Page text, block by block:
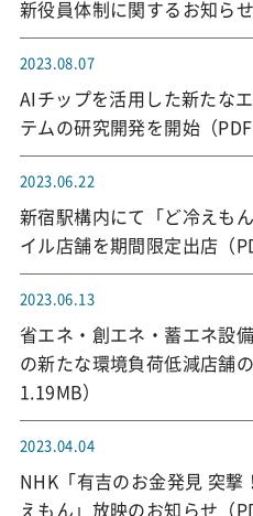
新役員体制に関するお知ら
2023.08.07
AIチップを活用した新たな
テムの研究開発を開始（PDF
2023.06.22
新宿駅構内にて「ど冷えも
イル店舗を期間限定出店（
2023.06.13
省エネ・創エネ・蓄エネ設
の新たな環境負荷低減店舗
1.19MB）
2023.04.04
NHK「有吉のお金発見 突撃
えもん」放映のお知らせ（